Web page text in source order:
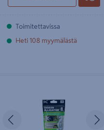
Toimitettavissa
Heti 108 myymälästä
Edellinen